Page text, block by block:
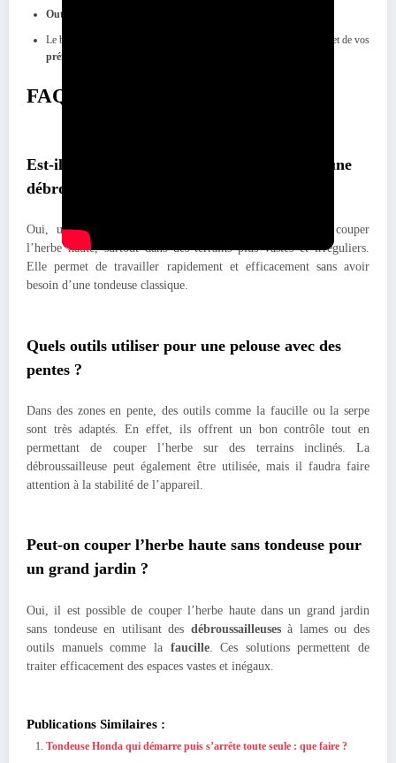
Outils motorisés
Le bon choix dépend
et de vos
préférences personnelles
FAQ
Est-il possible de couper l’herbe haute avec une
débroussailleuse ?
Oui, une débroussailleuse est une solution idéale pour couper
l’herbe haute, surtout dans des terrains plus vastes et irréguliers.
Elle permet de travailler rapidement et efficacement sans avoir
besoin d’une tondeuse classique.
Quels outils utiliser pour une pelouse avec des
pentes ?
Dans des zones en pente, des outils comme la faucille ou la serpe
sont très adaptés. En effet, ils offrent un bon contrôle tout en
permettant de couper l’herbe sur des terrains inclinés. La
débroussailleuse peut également être utilisée, mais il faudra faire
attention à la stabilité de l’appareil.
Peut-on couper l’herbe haute sans tondeuse pour
un grand jardin ?
Oui, il est possible de couper l’herbe haute dans un grand jardin
sans tondeuse en utilisant des débroussailleusesà lames ou des
outils manuels comme la faucille. Ces solutions permettent de
traiter efficacement des espaces vastes et inégaux.
Publications Similaires :
Tondeuse Honda qui démarre puis s’arrête toute seule : que faire ?